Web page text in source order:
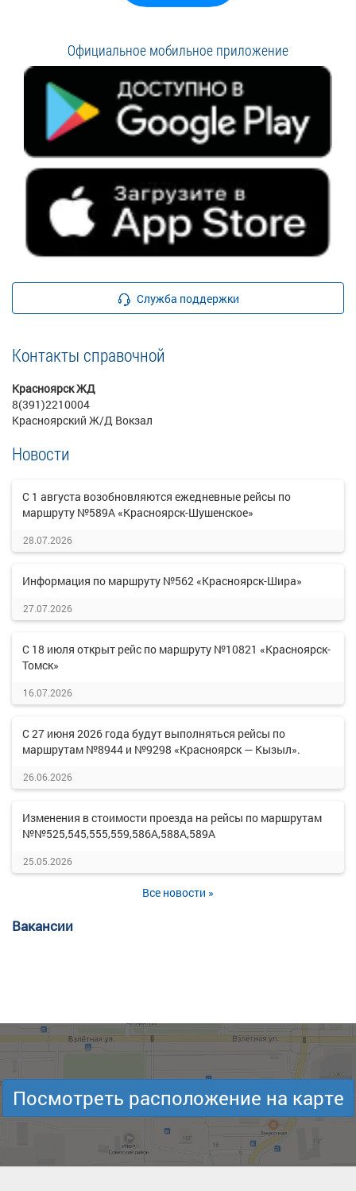
Официальное мобильное приложение
Служба поддержки
Контакты справочной
Красноярск ЖД
8(391)2210004
Красноярский Ж/Д Вокзал
Новости
С 1 августа возобновляются ежедневные рейсы по
маршруту №589А «Красноярск-Шушенское»
28.07.2026
Информация по маршруту №562 «Красноярск-Шира»
27.07.2026
С 18 июля открыт рейс по маршруту №10821 «Красноярск-
Томск»
16.07.2026
С 27 июня 2026 года будут выполняться рейсы по
маршрутам №8944 и №9298 «Красноярск — Кызыл».
26.06.2026
Изменения в стоимости проезда на рейсы по маршрутам
№№525,545,555,559,586А,588А,589А
25.05.2026
Все новости »
Вакансии
Посмотреть расположение на карте